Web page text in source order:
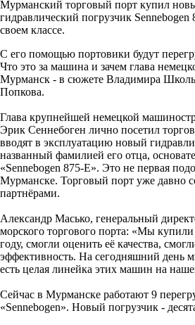
Мурманский торговый порт купил
гидравлический погрузчик
своем классе.
С его помощью портовики будут
Что это за машина и зачем глава
Мурманск - в сюжете Владимира
Попкова.
Глава крупнейшей немецкой
Эрик Сеннебоген лично посетил
вводят в эксплуатацию новый
названный фамилией его отца,
«Sennebogen 875-E». Это не первая
Мурманске. Торговый порт уже давно
партнёрами.
Александр Масько, генеральный
морского торгового порта: «Мы
году, смогли оценить её качества,
эффективность. На сегодняшний день
есть целая линейка этих машин на
Сейчас в Мурманске работают 9
«Sennebogen». Новый погрузчик -